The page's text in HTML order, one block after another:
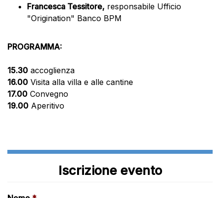
Francesca Tessitore, responsabile Ufficio
"Origination" Banco BPM
PROGRAMMA:
15.30 accoglienza
16.00 Visita alla villa e alle cantine
17.00 Convegno
19.00 Aperitivo
Iscrizione evento